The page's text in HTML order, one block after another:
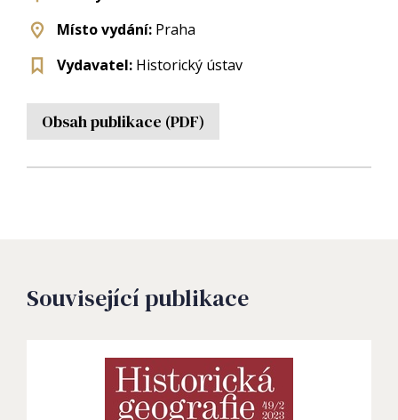
Místo vydání: Praha
Vydavatel: Historický ústav
Obsah publikace (PDF)
Související publikace